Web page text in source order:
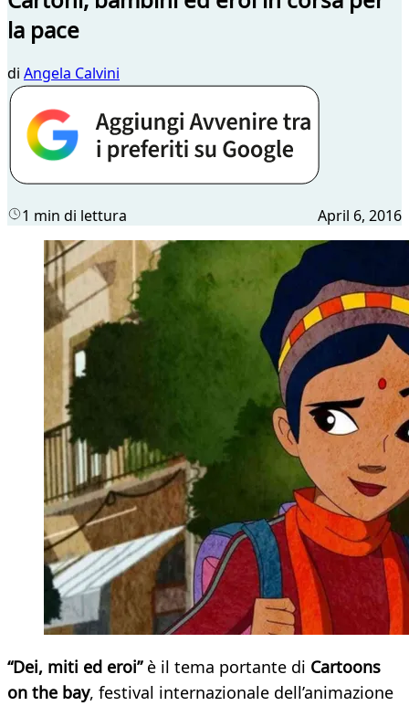
la pace
di Angela Calvini
1 min di lettura April 6, 2016
“Dei, miti ed eroi”è il tema portante di Cartoons
on the bay, festival internazionale dell’animazione